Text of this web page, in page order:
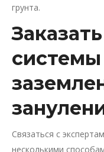
грунта.
Связаться с
несколькими